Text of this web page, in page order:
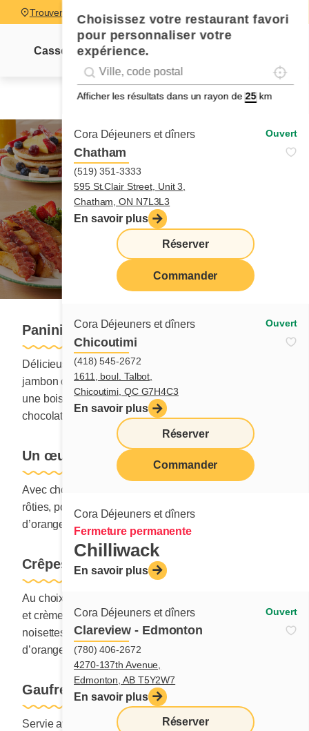
Choisissez votre restaurant favori
pour personnaliser votre
expérience.
Geolocation
Géolocalisation
Afficher les résultats dans un rayon de km
Cora Déjeuners et dîners Ouvert
Chatham
(519) 351-3333
595 St.Clair Street, Unit 3,
Chatham, ON N7L3L3
En savoir plus
Réserver
Commander
Cora Déjeuners et dîners Ouvert
Chicoutimi
(418) 545-2672
1611, boul. Talbot,
Chicoutimi, QC G7H4C3
En savoir plus
Réserver
Commander
Cora Déjeuners et dîners
Fermeture permanente
Chilliwack
En savoir plus
Cora Déjeuners et dîners Ouvert
Clareview - Edmonton
(780) 406-2672
4270-137th Avenue,
Edmonton, AB T5Y2W7
En savoir plus
Réserver
Trouver un restaurant
Cassolettes Sucrés-salés
menuenfants
Panini de Nicky
Délicieuse crêpe roulée et grillée, farcie d’un œuf, de
jambon ou bacon et de fromage. Servi avec fruits et
une boisson au choix : jus d’orange Cora, lait, lait au
chocolat ou jus en bouteille.
Un œuf, deux oeufs
Avec choix de bacon, saucisse ou jambon. Servi avec
rôties, pommes de terre et une boisson au choix : jus
d’orange Cora, lait, lait au chocolat ou jus en bouteille.
Crêpes
Au choix : bananes et tartinade cacao-noisettes, fruits
et crème pâtissière, ou fraises et tartinade cacao-
noisettes. Servi avec une boisson au choix : jus
d’orange Cora, lait, lait au chocolat ou jus en bouteille.
Gaufre
Servie avec fruits, crème anglaise à la Cora et une